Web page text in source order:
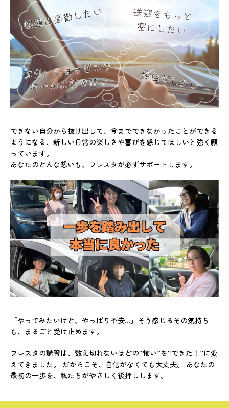
できない自分から抜け出して、今までできなかったことができる
ようになる、新しい日常の楽しさや喜びを感じてほしいと強く願
っています。
あなたのどんな想いも、フレスタが必ずサポートします。
「やってみたいけど、やっぱり不安…」そう感じるその気持ち
も、まるごと受け止めます。
フレスタの講習は、数え切れないほどの“怖い”を“できた！”に変
えてきました。 だからこそ、自信がなくても大丈夫。 あなたの
最初の一歩を、私たちがやさしく後押しします。